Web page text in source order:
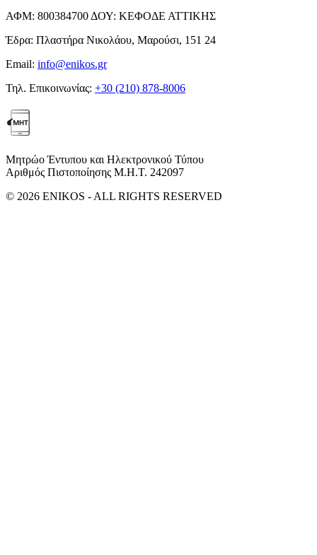
ΑΦΜ: 800384700 ΔΟΥ: ΚΕΦΟΔΕ ΑΤΤΙΚΗΣ
Έδρα: Πλαστήρα Νικολάου, Μαρούσι, 151 24
Email: info@enikos.gr
Τηλ. Επικοινωνίας: +30 (210) 878-8006
Μητρώο Έντυπου και Ηλεκτρονικού Τύπου
Αριθμός Πιστοποίησης Μ.Η.Τ. 242097
© 2026 ENIKOS - ALL RIGHTS RESERVED